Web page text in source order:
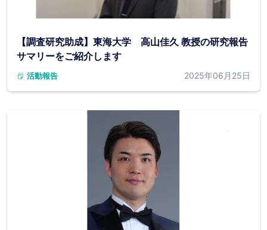
【調査研究助成】東海大学 高山佳久 教授の研究報告
サマリーをご紹介します
活動報告 2025年06月25日